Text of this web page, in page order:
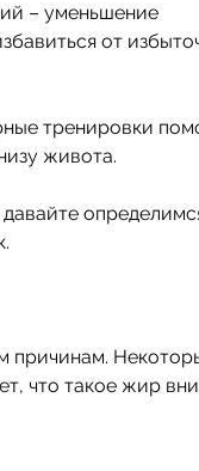
– уменьшение
от
тренировки
живота.
причинам.
что такое жир